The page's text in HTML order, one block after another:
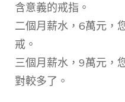
含意義的戒指。
二個月薪水，6萬元，
戒。
三個月薪水，9萬元，
對較多了。